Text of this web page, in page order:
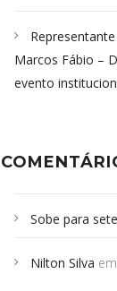
Marcos Fábio –
evento
Sobe para
desabamento
Nilton Silva em